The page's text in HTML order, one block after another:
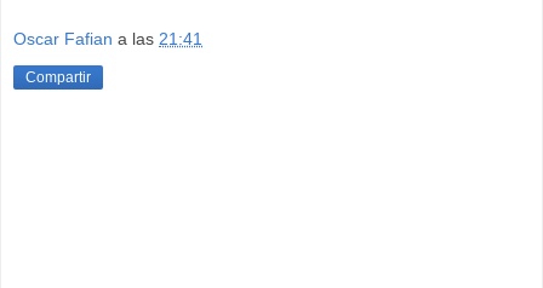
Oscar Fafian a las 21:41
Compartir